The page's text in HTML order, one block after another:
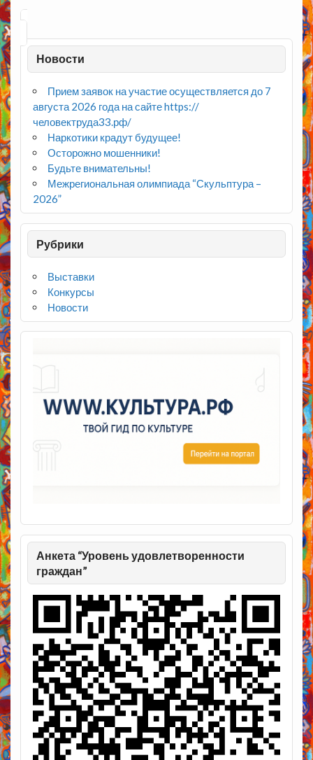
Новости
Прием заявок на участие осуществляется до 7
августа 2026 года на сайте https://
человектруда33.рф/
Наркотики крадут будущее!
Осторожно мошенники!
Будьте внимательны!
Межрегиональная олимпиада “Скульптура –
2026”
Рубрики
Выставки
Конкурсы
Новости
Анкета “Уровень удовлетворенности
граждан”